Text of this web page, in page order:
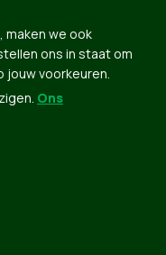
we ook
ons in staat om
voorkeuren.
Ons